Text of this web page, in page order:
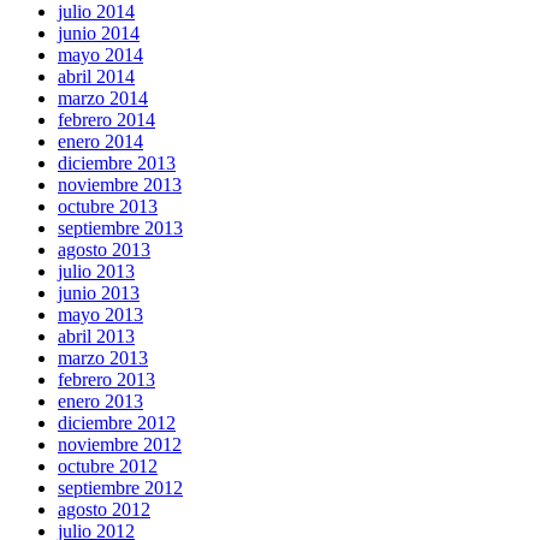
julio 2014
junio 2014
mayo 2014
abril 2014
marzo 2014
febrero 2014
enero 2014
diciembre 2013
noviembre 2013
octubre 2013
septiembre 2013
agosto 2013
julio 2013
junio 2013
mayo 2013
abril 2013
marzo 2013
febrero 2013
enero 2013
diciembre 2012
noviembre 2012
octubre 2012
septiembre 2012
agosto 2012
julio 2012